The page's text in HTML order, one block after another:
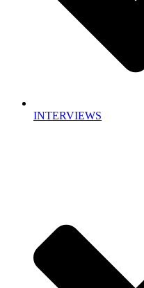
INTERVIEWS